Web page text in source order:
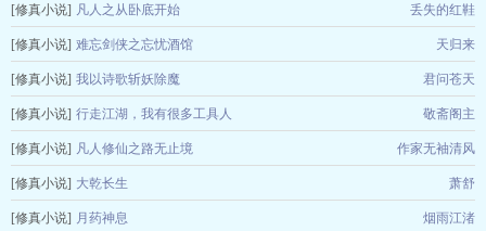
[修真小说] 凡人之从卧底开始 丢失的红鞋
[修真小说] 难忘剑侠之忘忧酒馆 天归来
[修真小说] 我以诗歌斩妖除魔 君问苍天
[修真小说] 行走江湖，我有很多工具人 敬斋阁主
[修真小说] 凡人修仙之路无止境 作家无袖清风
[修真小说] 大乾长生 萧舒
[修真小说] 月药神息 烟雨江渚